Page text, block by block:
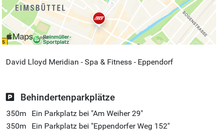
David Lloyd Meridian - Spa & Fitness - Eppendorf
Behindertenparkplätze
350m
Ein Parkplatz bei "Am Weiher 29"
350m
Ein Parkplatz bei "Eppendorfer Weg 152"